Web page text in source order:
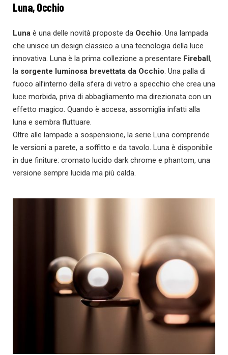
Luna, Occhio
Luna è una delle novità proposte da Occhio. Una lampada
che unisce un design classico a una tecnologia della luce
innovativa. Luna è la prima collezione a presentare Fireball,
la sorgente luminosa brevettata da Occhio. Una palla di
fuoco all’interno della sfera di vetro a specchio che crea una
luce morbida, priva di abbagliamento ma direzionata con un
effetto magico. Quando è accesa, assomiglia infatti alla
luna e sembra fluttuare.
Oltre alle lampade a sospensione, la serie Luna comprende
le versioni a parete, a soffitto e da tavolo. Luna è disponibile
in due finiture: cromato lucido dark chrome e phantom, una
versione sempre lucida ma più calda.